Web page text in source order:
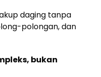
daging tanpa
polongan, dan
bukan